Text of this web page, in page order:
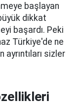
başlayan
dikkat
başardı. Peki
Türkiye'de ne
sizler